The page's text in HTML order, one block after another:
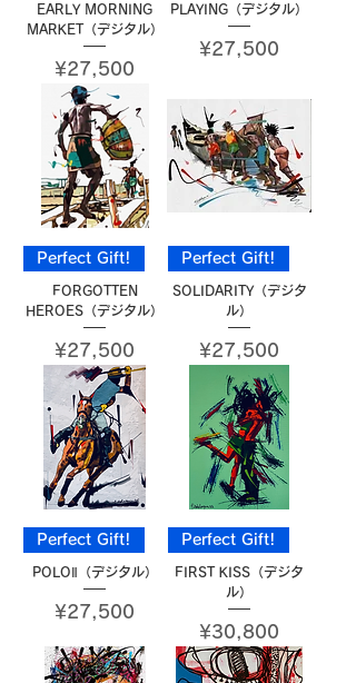
EARLY MORNING
MARKET（デジタル）
Price
¥27,500
PLAYING（デジタル）
Price
¥27,500
Perfect Gift!
FORGOTTEN
HEROES（デジタル）
Price
¥27,500
Perfect Gift!
SOLIDARITY（デジタ
ル）
Price
¥27,500
Perfect Gift!
POLOⅡ（デジタル）
Price
¥27,500
Perfect Gift!
FIRST KISS（デジタ
ル）
Price
¥30,800